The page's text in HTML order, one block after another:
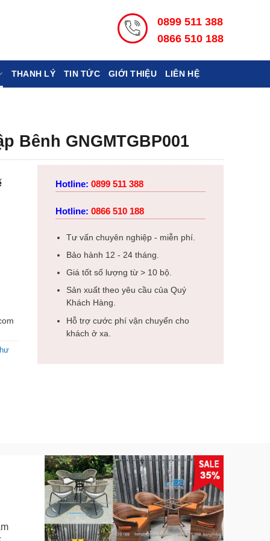
0899 511 388
0866 510 188
THANH LÝ TIN TỨC GIỚI THIỆU LIÊN HỆ
Bênh GNGMTGBP001
Hotline: 0899 511 388
Hotline: 0866 510 188
Tư vấn chuyên nghiệp - miễn phí.
Bảo hành 12 - 24 tháng.
Giá tốt số lượng từ > 10 bộ.
Sản xuất theo yêu cầu của Quý
Khách Hàng.
Hỗ trợ cước phí vận chuyển cho
khách ở xa.